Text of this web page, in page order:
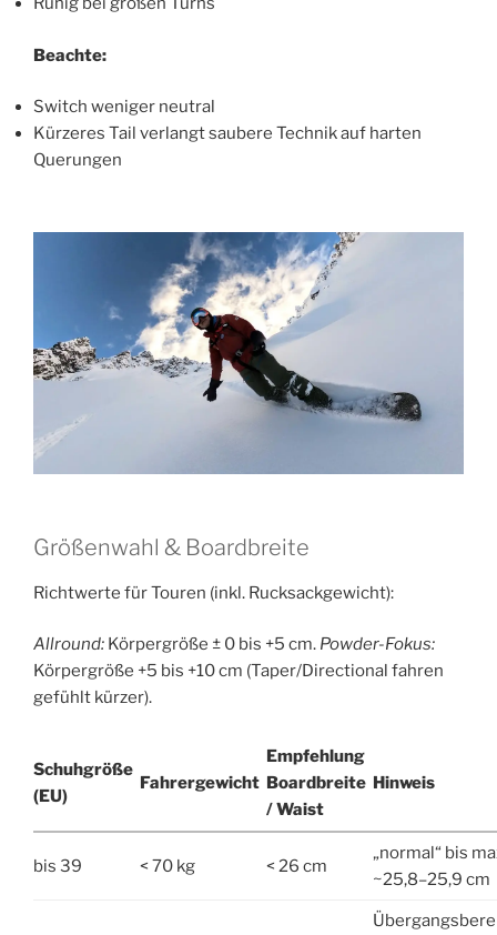
Beachte:
Switch weniger neutral
Kürzeres Tail verlangt saubere Technik auf harten
Querungen
Größenwahl & Boardbreite
Richtwerte für Touren (inkl. Rucksackgewicht):
Allround: Körpergröße ± 0 bis +5 cm. Powder-Fokus:
Körpergröße +5 bis +10 cm (Taper/Directional fahren
gefühlt kürzer).
Schuhgröße
(EU)
Fahrergewicht
Empfehlung
Boardbreite
/ Waist
Hinweis
bis 39 < 70 kg < 26 cm
„normal“ bis
~25,8–25,9 cm